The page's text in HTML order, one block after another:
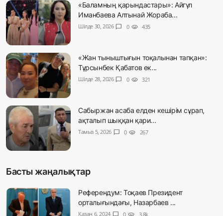
«Баламның қарындастары»: Айгүл
Иманбаева Алтынай Жораба...
Шілде 30, 2026 chat_bubble 0 visibility 435
«Жан тыныштығын тоқалынан тапқан»:
Тұрсынбек Қабатов ек...
Шілде 28, 2026 chat_bubble 0 visibility 321
Сабыржан асаба елден кешірім сұрап,
ақталып шыққан қари...
Тамыз 5, 2026 chat_bubble 0 visibility 267
Басты жаңалықтар
Референдум: Тоқаев Президент
орталығындағы, Назарбаев ...
Қазан 6, 2024 0 3.8k